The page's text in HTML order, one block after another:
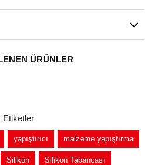
ÜRÜNLER
Etiketler
yapıştırıcı malzeme yapıştırma
Silikon Silikon Tabancası